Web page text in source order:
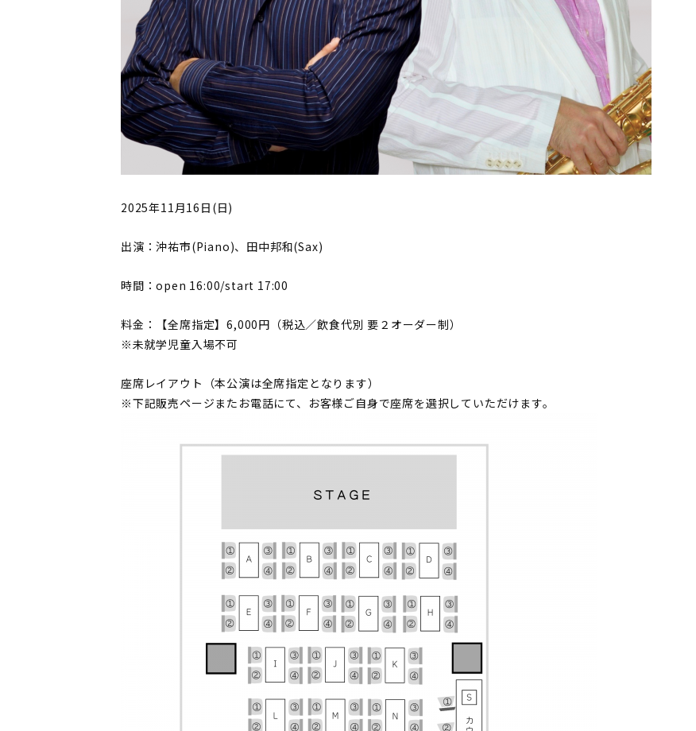
2025年11月16日(日)
出演：沖祐市(Piano)、田中邦和(Sax)
時間：open 16:00/start 17:00
料金：【全席指定】6,000円（税込／飲食代別 要２オーダー制）
※未就学児童入場不可
座席レイアウト（本公演は全席指定となります）
※下記販売ページまたお電話にて、お客様ご自身で座席を選択していただけます。